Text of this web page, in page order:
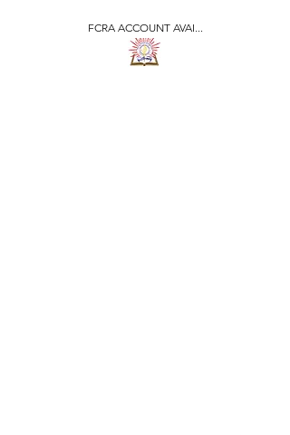
FCRA ACCOUNT AVAI...